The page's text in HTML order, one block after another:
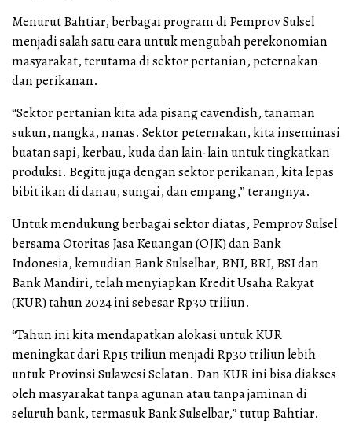
Menurut Bahtiar, berbagai program di Pemprov Sulsel
menjadi salah satu cara untuk mengubah perekonomian
masyarakat, terutama di sektor pertanian, peternakan
dan perikanan.
“Sektor pertanian kita ada pisang cavendish, tanaman
sukun, nangka, nanas. Sektor peternakan, kita inseminasi
buatan sapi, kerbau, kuda dan lain-lain untuk tingkatkan
produksi. Begitu juga dengan sektor perikanan, kita lepas
bibit ikan di danau, sungai, dan empang,” terangnya.
Untuk mendukung berbagai sektor diatas, Pemprov Sulsel
bersama Otoritas Jasa Keuangan (OJK) dan Bank
Indonesia, kemudian Bank Sulselbar, BNI, BRI, BSI dan
Bank Mandiri, telah menyiapkan Kredit Usaha Rakyat
(KUR) tahun 2024 ini sebesar Rp30 triliun.
“Tahun ini kita mendapatkan alokasi untuk KUR
meningkat dari Rp15 triliun menjadi Rp30 triliun lebih
untuk Provinsi Sulawesi Selatan. Dan KUR ini bisa diakses
oleh masyarakat tanpa agunan atau tanpa jaminan di
seluruh bank, termasuk Bank Sulselbar,” tutup Bahtiar.